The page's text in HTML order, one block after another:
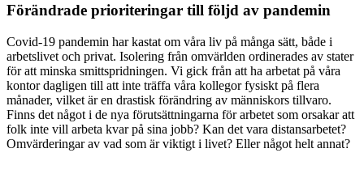
Förändrade prioriteringar till följd av pandemin
Covid-19 pandemin har kastat om våra liv på många sätt, både i
arbetslivet och privat. Isolering från omvärlden ordinerades av stater
för att minska smittspridningen. Vi gick från att ha arbetat på våra
kontor dagligen till att inte träffa våra kollegor fysiskt på flera
månader, vilket är en drastisk förändring av människors tillvaro.
Finns det något i de nya förutsättningarna för arbetet som orsakar att
folk inte vill arbeta kvar på sina jobb? Kan det vara distansarbetet?
Omvärderingar av vad som är viktigt i livet? Eller något helt annat?